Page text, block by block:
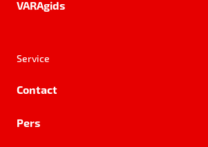
VARAgids
Service
Contact
Pers